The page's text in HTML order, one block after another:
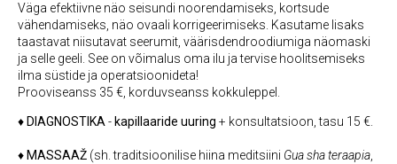
Väga efektiivne näo seisundi noorendamiseks, kortsude
vähendamiseks, näo ovaali korrigeerimiseks. Kasutame lisaks
taastavat niisutavat seerumit, väärisdendroodiumiga näomaski
ja selle geeli. See on võimalus oma ilu ja tervise hoolitsemiseks
ilma süstide ja operatsioonideta!
Prooviseanss 35 €, korduvseanss kokkuleppel.
♦ DIAGNOSTIKA - kapillaaride uuring + konsultatsioon, tasu 15 €.
♦ MASSAAŽ (sh. traditsioonilise hiina meditsiini Gua sha teraapia